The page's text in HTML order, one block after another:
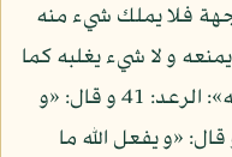
فلا يملك شيء منه
و لا شيء يغلبه كما
قال: «و الله يحكم لا معقب لحكمه»: الرعد: 41 و قال: «و
على أمره»: يوسف: 21، و قال: «و يفعل الله ما